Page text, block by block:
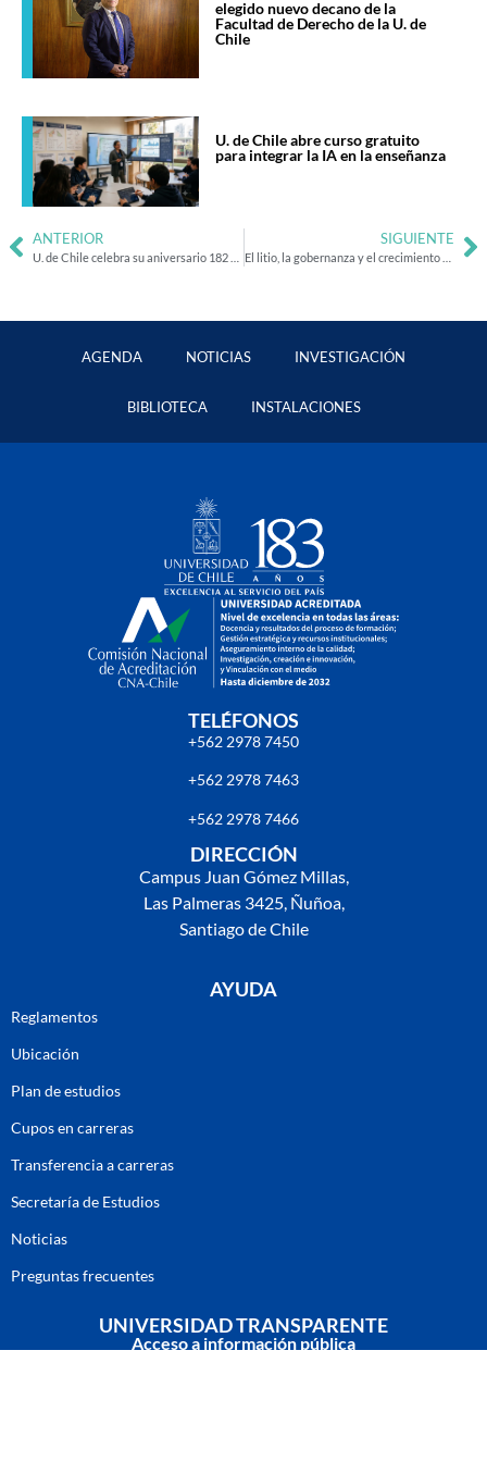
elegido nuevo decano de la
Facultad de Derecho de la U. de
Chile
U. de Chile abre curso gratuito
para integrar la IA en la enseñanza
ANTERIOR SIGUIENTE
AGENDA NOTICIAS INVESTIGACIÓN
BIBLIOTECA INSTALACIONES
TELÉFONOS
+562 2978 7450
+562 2978 7463
+562 2978 7466
DIRECCIÓN
Campus Juan Gómez Millas,
Las Palmeras 3425, Ñuñoa,
Santiago de Chile
AYUDA
Reglamentos
Ubicación
Plan de estudios
Cupos en carreras
Transferencia a carreras
Secretaría de Estudios
Noticias
Preguntas frecuentes
UNIVERSIDAD TRANSPARENTE
Acceso a información pública